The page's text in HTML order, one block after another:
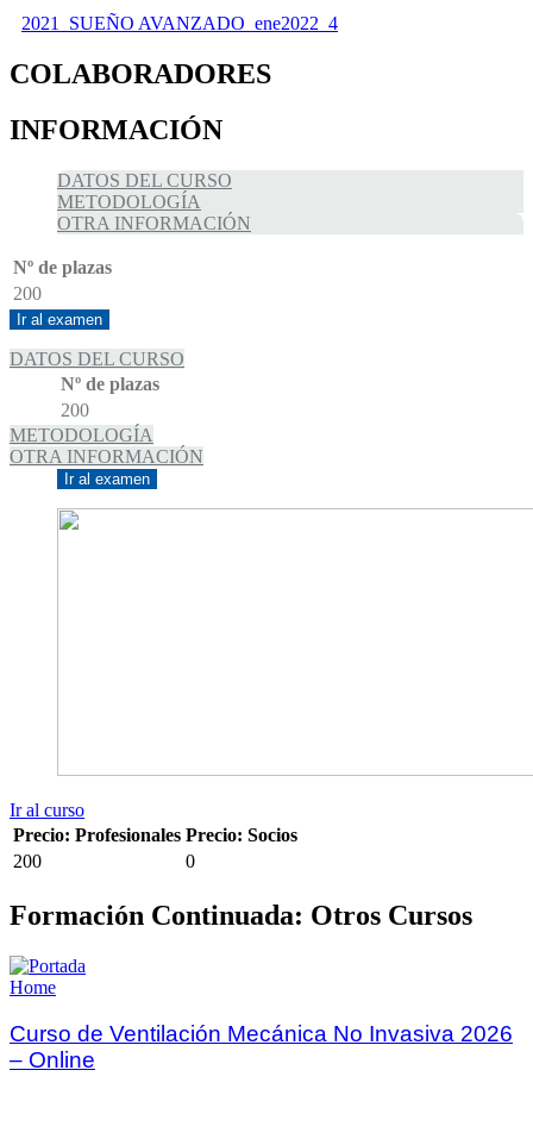
2021_SUEÑO AVANZADO_ene2022_4
COLABORADORES
INFORMACIÓN
DATOS DEL CURSO
METODOLOGÍA
OTRA INFORMACIÓN
Nº de plazas
200
Ir al examen
DATOS DEL CURSO
Nº de plazas
200
METODOLOGÍA
OTRA INFORMACIÓN
Ir al examen
Ir al curso
Precio: Profesionales Precio: Socios
200
0
Formación Continuada: Otros Cursos
Home
Curso de Ventilación Mecánica No Invasiva 2026
– Online